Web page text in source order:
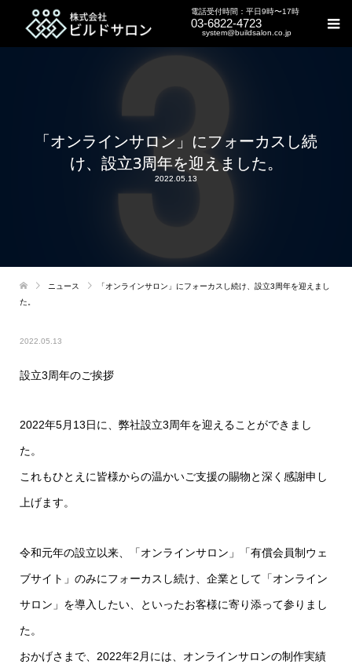
電話受付時間：平日9時〜17時
03-6822-4723
system@buildsalon.co.jp
「オンラインサロン」にフォーカスし続
け、設立3周年を迎えました。
2022.05.13
ニュース
「オンラインサロン」にフォーカスし続け、設立3周年を迎えまし
た。
2022.05.13
設立3周年のご挨拶
2022年5月13日に、弊社設立3周年を迎えることができまし
た。
これもひとえに皆様からの温かいご支援の賜物と深く感謝申し
上げます。
令和元年の設立以来、「オンラインサロン」「有償会員制ウェ
ブサイト」のみにフォーカスし続け、企業として「オンライン
サロン」を導入したい、といったお客様に寄り添って参りまし
た。
おかげさまで、2022年2月には、オンラインサロンの制作実績